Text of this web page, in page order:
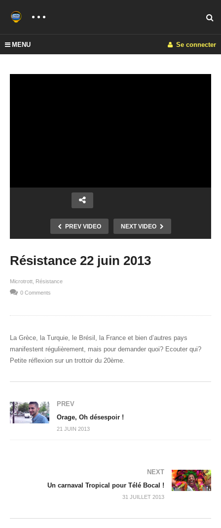
MENU Se connecter
PREV VIDEO NEXT VIDEO
Résistance 22 juin 2013
Microtrott
Résistance
0 Comments
La Grèce, la Turquie, le Brésil, la France et bien d’autres pays
manifestent régulièrement, mais pour demander quoi? Ecouter qui?
Petite réflexion sur un trottoir du 20ème.
PREV
Orage, Oh désespoir !
21 JUIN 2013
NEXT
Un carnaval Tropical pour Télé Bocal !
31 JUILLET 2013